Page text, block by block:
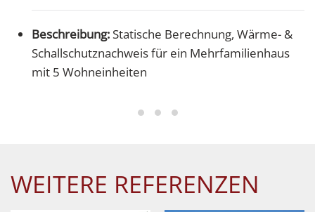
Beschreibung:Statische Berechnung, Wärme- &
Schallschutznachweis für ein Mehrfamilienhaus
mit 5 Wohneinheiten
WEITERE REFERENZEN